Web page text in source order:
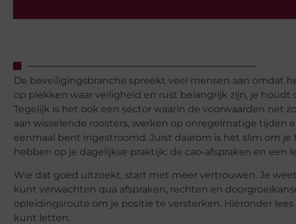
De beveiligingsbranche spreekt veel mensen aan omdat
op plekken waar veiligheid en rust belangrijk zijn, je
Tegelijk is het ook een sector waarin de voorwaarden net
aan wisselende roosters, werken op onregelmatige tijden
eenmaal bent ingestroomd. Juist daarom is het slim om
hebben op je dagelijkse praktijk: de cao-afspraken en een
Wie dat goed uitzoekt, start met meer vertrouwen. Je
kunt verwachten qua afspraken, rechten en
opleidingsroute om je positie te versterken. Hieronder
kunt letten.